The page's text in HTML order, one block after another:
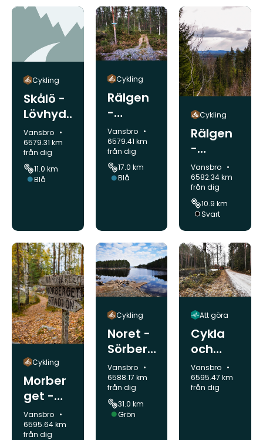
Cykling
Skålö -
Lövhyd
dan
Kommun:
Vansbro
6579.31 km
från dig
11.0 km
Svårighetsgrad:
Blå
Cykling
Rälgen
-
Vålberg
et -
Rälgen
- Skålö
Kommun:
Vansbro
6579.41 km
från dig
17.0 km
Svårighetsgrad:
Blå
Cykling
Rälgen
-
Björnstj
ärn -
Rälgen
Kommun:
Vansbro
6582.34 km
från dig
10.9 km
Svårighetsgrad:
Svart
Cykling
Morber
get -
Snöå
bruk
Kommun:
Vansbro
6595.64 km
från dig
Cykling
Noret -
Sörberg
et -
Lissön -
Gensen
- Noret
Kommun:
Vansbro
6588.17 km
från dig
31.0 km
Svårighetsgrad:
Grön
Att göra
Cykla
och
vandra
i Snöå
bruk
Kommun:
Vansbro
6595.47 km
från dig